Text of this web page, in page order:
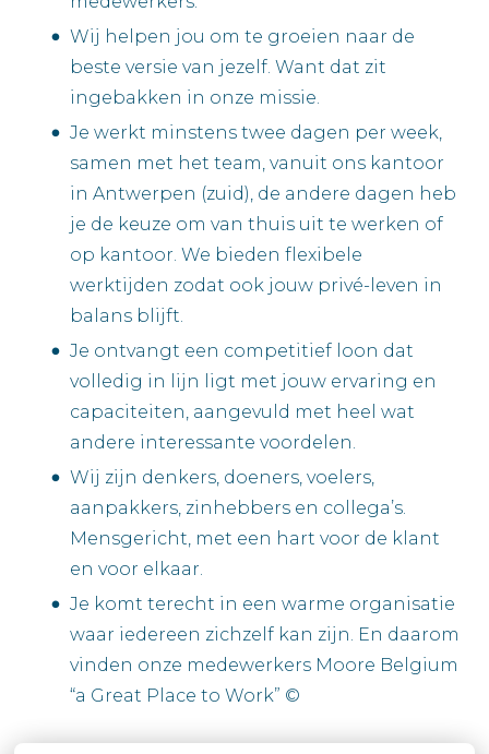
Wij helpen jou om te groeien naar de
beste versie van jezelf. Want dat zit
ingebakken in onze missie.
Je werkt minstens twee dagen per week,
samen met het team, vanuit ons kantoor
in Antwerpen (zuid), de andere dagen heb
je de keuze om van thuis uit te werken of
op kantoor. We bieden flexibele
werktijden zodat ook jouw privé-leven in
balans blijft.
Je ontvangt een competitief loon dat
volledig in lijn ligt met jouw ervaring en
capaciteiten, aangevuld met heel wat
andere interessante voordelen.
Wij zijn denkers, doeners, voelers,
aanpakkers, zinhebbers en collega’s.
Mensgericht, met een hart voor de klant
en voor elkaar.
Je komt terecht in een warme organisatie
waar iedereen zichzelf kan zijn. En daarom
vinden onze medewerkers Moore Belgium
“a Great Place to Work” ©